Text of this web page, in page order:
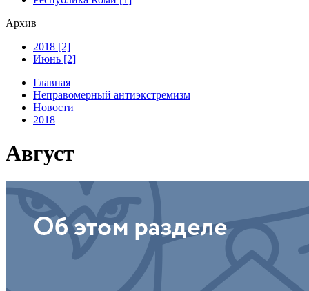
Архив
2018 [2]
Июнь [2]
Главная
Неправомерный антиэкстремизм
Новости
2018
Август